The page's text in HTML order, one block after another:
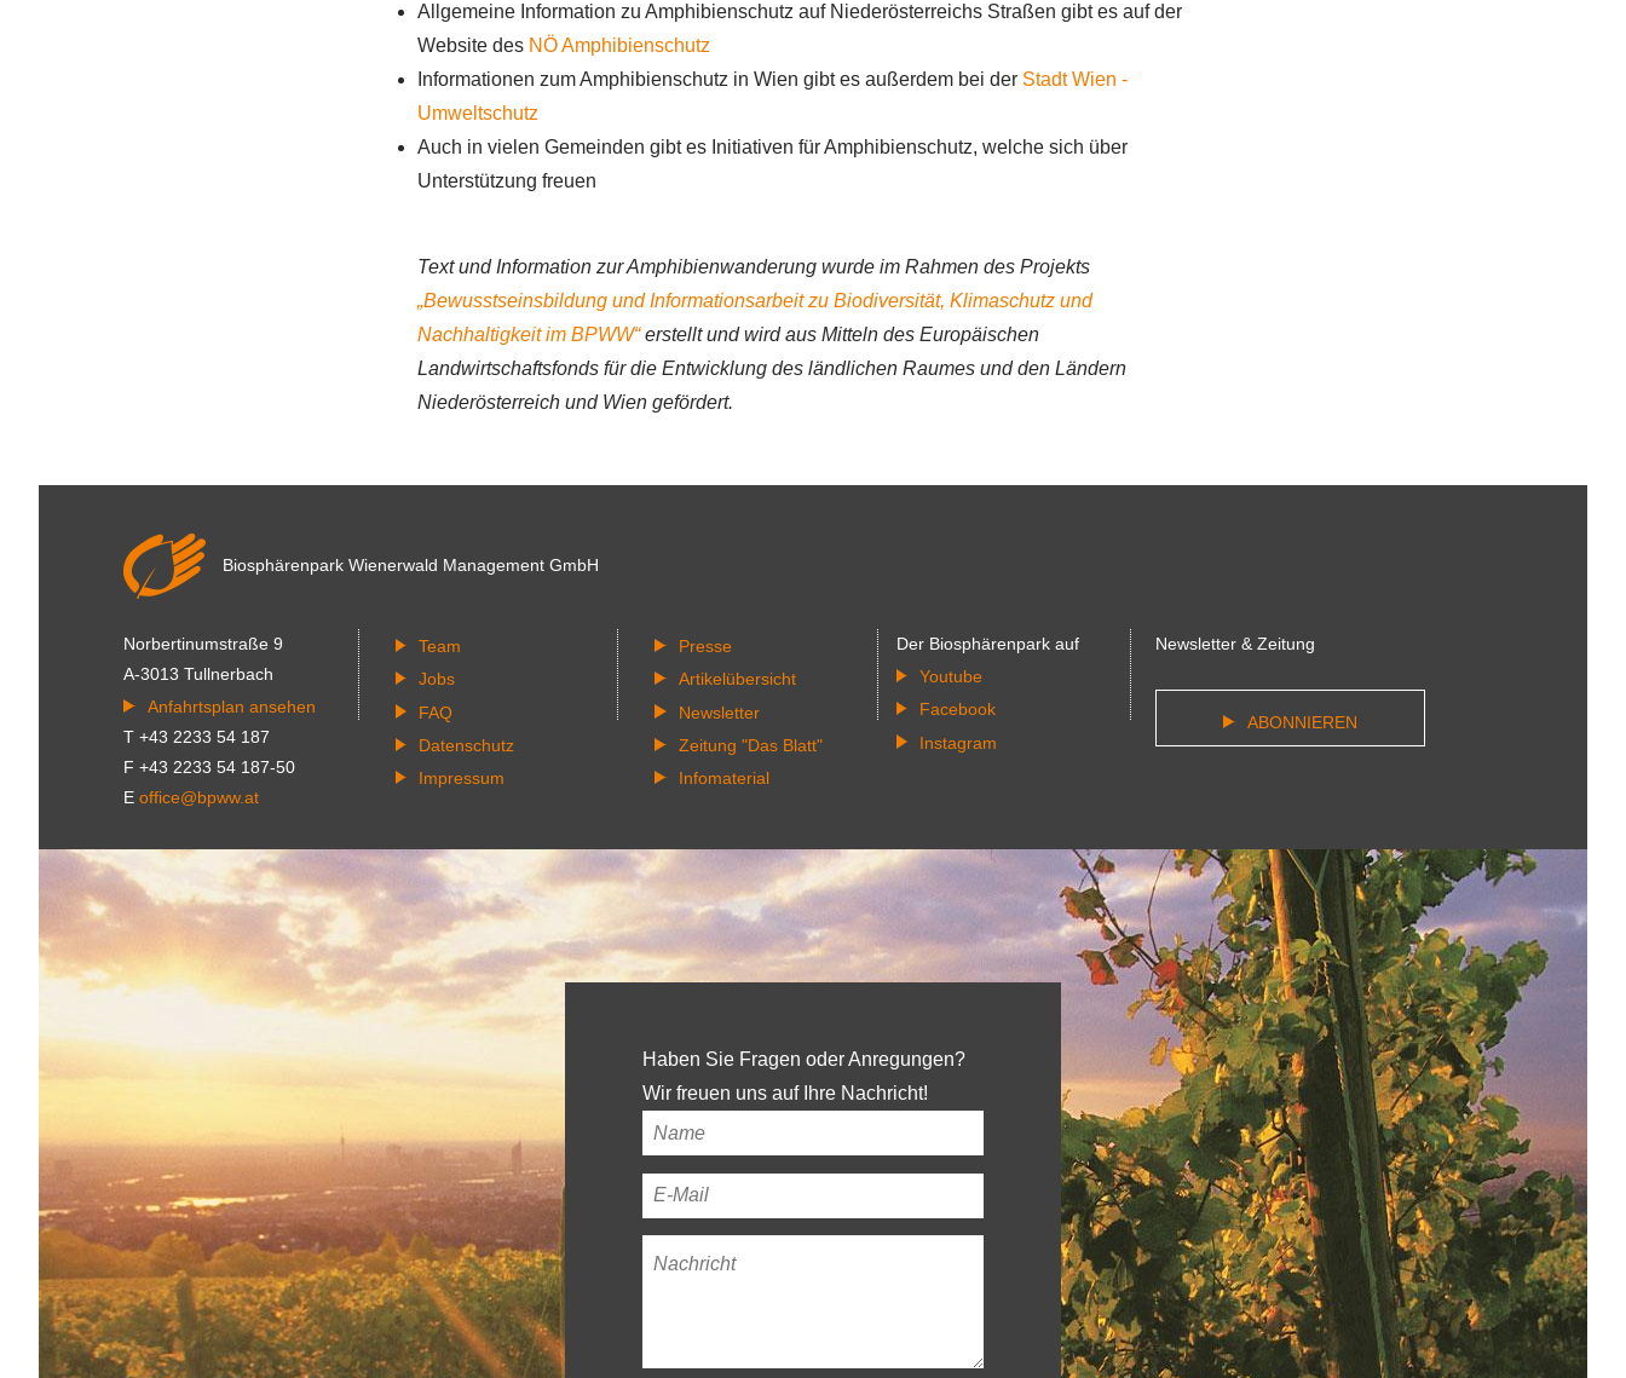
Allgemeine Information zu Amphibienschutz auf Niederösterreichs Straßen gibt es auf der
Website des NÖ Amphibienschutz
Informationen zum Amphibienschutz in Wien gibt es außerdem bei der Stadt Wien -
Umweltschutz
Auch in vielen Gemeinden gibt es Initiativen für Amphibienschutz, welche sich über
Unterstützung freuen
Text und Information zur Amphibienwanderung wurde im Rahmen des Projekts
„Bewusstseinsbildung und Informationsarbeit zu Biodiversität, Klimaschutz und
Nachhaltigkeit im BPWW“erstellt und wird aus Mitteln des Europäischen
Landwirtschaftsfonds für die Entwicklung des ländlichen Raumes und den Ländern
Niederösterreich und Wien gefördert.
Biosphärenpark Wienerwald Management GmbH
Norbertinumstraße 9
A-3013 Tullnerbach
Anfahrtsplan ansehen
T +43 2233 54 187
F +43 2233 54 187-50
E office@bpww.at
Team
Jobs
FAQ
Datenschutz
Impressum
Presse
Artikelübersicht
Newsletter
Zeitung "Das Blatt"
Infomaterial
Der Biosphärenpark auf
Youtube
Facebook
Instagram
Newsletter & Zeitung
ABONNIEREN
Haben Sie Fragen oder Anregungen?
Wir freuen uns auf Ihre Nachricht!
Ihr
Name*
Ihre
E-
Mail-
Nachricht*